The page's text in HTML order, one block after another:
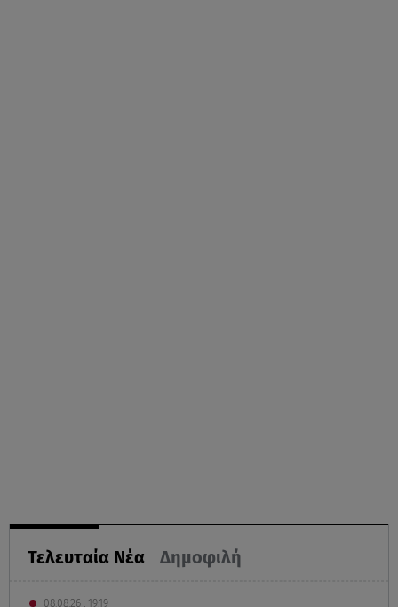
Τελευταία Νέα Δημοφιλή
08.08.26 , 19:19